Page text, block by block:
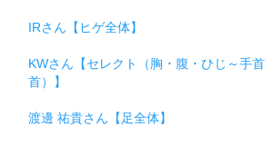
IRさん【ヒゲ全体】
KWさん【セレクト（胸・腹・ひじ～手
首）】
渡邊 祐貴さん【足全体】